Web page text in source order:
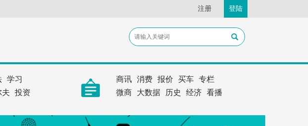
注册 登陆
学习
夫 投资
商讯 消费 报价 买车 专栏
微商
大数据 历史 经济 看播